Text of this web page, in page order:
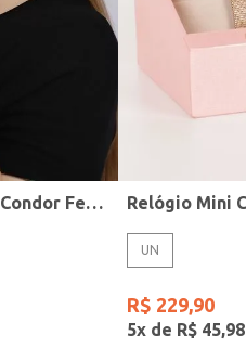
Kit Relógio + Acessório Condor Feminino PRATA
UN
R$ 229,90
5x de R$ 45,98